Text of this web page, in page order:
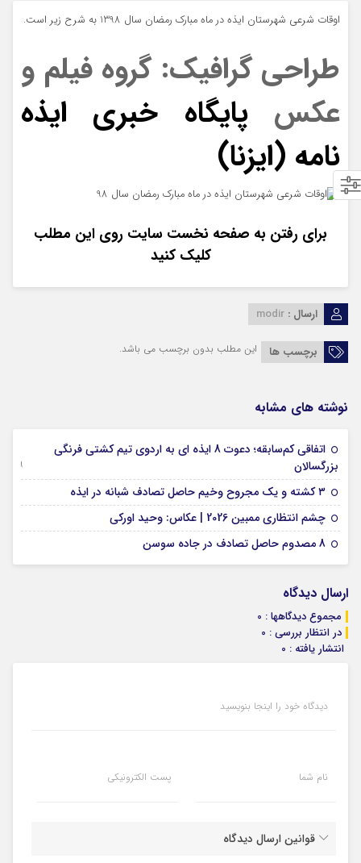
اوقات شرعی شهرستان ایذه در ماه مبارک رمضان سال 1398 به شرح زیر است.
طراحی گرافیک: گروه فیلم و
عکسپایگاه خبری ایذه
نامه (ایزنا)
برای رفتن به صفحه نخست سایت روی این مطلب
کلیک کنید
ارسال : modir
برچسب ها این مطلب بدون برچسب می باشد.
نوشته های مشابه
اتفاقی کم‌سابقه؛ دعوت 8 ایذه ای به اردوی تیم کشتی فرنگی
بزرگسالان
09 جولای 2026
۳ کشته و یک مجروح وخیم حاصل تصادف شبانه در ایذه
چشم انتظاری ممبین 2026 | عکاس: وحید اورکی
8 مصدوم حاصل تصادف در جاده سوسن
ارسال دیدگاه
مجموع دیدگاهها : 0
در انتظار بررسی : 0
انتشار یافته : 0
دیدگاه خود را اینجا بنویسید
نام شما پست الکترونیکی
قوانین ارسال دیدگاه